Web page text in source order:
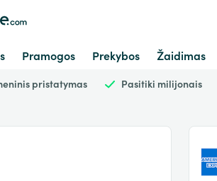
Pramogos Prekybos Žaidimas
pristatymas Pasitiki milijonais